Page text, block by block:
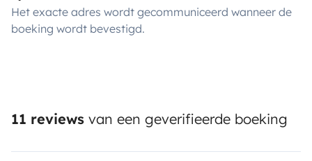
Het exacte adres wordt gecommuniceerd wanneer de
boeking wordt bevestigd.
11 reviews van een geverifieerde boeking